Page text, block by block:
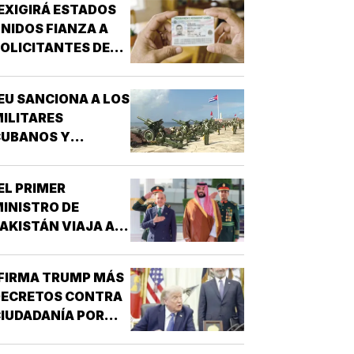
ESTADOS
FIANZA A
DE
SANCIONA A LOS
Y
DE
PRIMER
DE
VIAJA A
TRUMP MÁS
CONTRA
POR